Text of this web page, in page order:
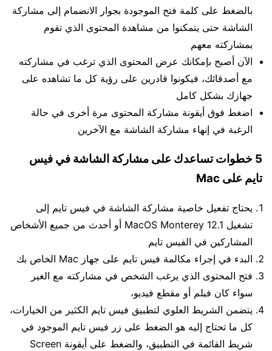
بالضغط على كلمة فتح الموجودة بجوار الانضمام إلى مشاركة
الشاشة حتى يتمكنوا من مشاهدة المحتوى الذي تقوم
بمشاركته معهم
الآن أصبح بإمكانك عرض المحتوى الذي ترغب في مشاركته
مع أصدقائك، فيكونوا قادرين على رؤية كل ما تشاهده على
جهازك بشكل كامل
اضغط فوق أيقونة مشاركة المحتوى مرة أخرى في حالة
الرغبة في إنهاء مشاركة الشاشة مع الآخرين
5 خطوات تساعدك على مشاركة الشاشة في فيس
تايم على Mac
يحتاج تفعيل خاصية مشاركة الشاشة في فيس تايم إلى
تشغيل MacOS Monterey 12.1 أو أحدث من جميع الأشخاص
المشاركين في الفيس تايم
البدء في إجراء مكالمة فيس تايم على جهاز Mac الخاص بك
فتح المحتوى الذي يرغب الشخص في مشاركته مع الغير
سواء كان فيلم أو مقطع فيديو،
يتضمن الشريط العلوي لتطبيق فيس تايم الكثير من الخيارات،
كل ما تحتاج إليه هو الضغط على زر فيس تايم الموجود في
شريط القائمة في التطبيق، والضغط على أيقونة Screen